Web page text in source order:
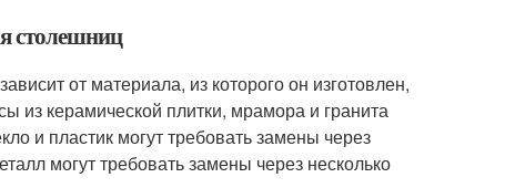
столешниц
от материала, из которого он изготовлен,
из керамической плитки, мрамора и гранита
и пластик могут требовать замены через
могут требовать замены через несколько